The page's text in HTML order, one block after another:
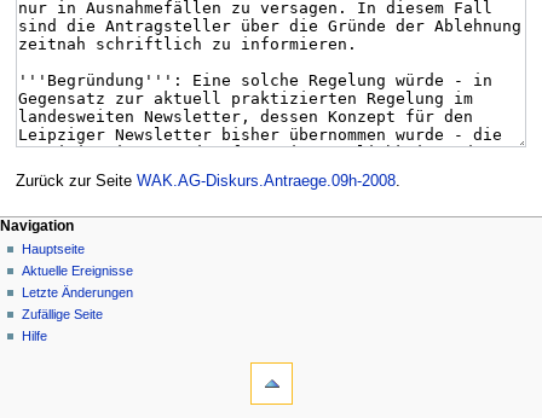
Zurück zur Seite WAK.AG-Diskurs.Antraege.09h-2008.
Navigation
Hauptseite
Aktuelle Ereignisse
Letzte Änderungen
Zufällige Seite
Hilfe